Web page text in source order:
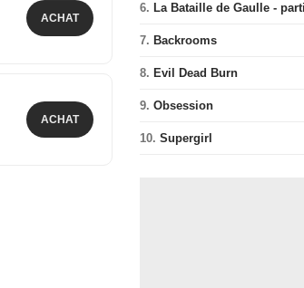
ACHAT
ACHAT
6. La Bataille de Gaulle -
7. Backrooms
8. Evil Dead Burn
9. Obsession
10. Supergirl